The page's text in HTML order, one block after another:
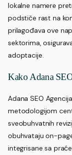
lokalne namere
podstiče rast na
prilagođava ove
sektorima,
adoptacije.
Kako Adana
Adana SEO
metodologijom
sveobuhvatnih
obuhvataju on-
integrisane sa